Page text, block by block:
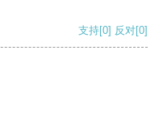
支持[0] 反对[0]